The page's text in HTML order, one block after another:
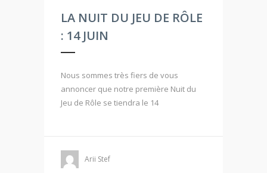
LA NUIT DU JEU DE RÔLE
: 14 JUIN
Nous sommes très fiers de vous
annoncer que notre première Nuit du
Jeu de Rôle se tiendra le 14
Arii Stef